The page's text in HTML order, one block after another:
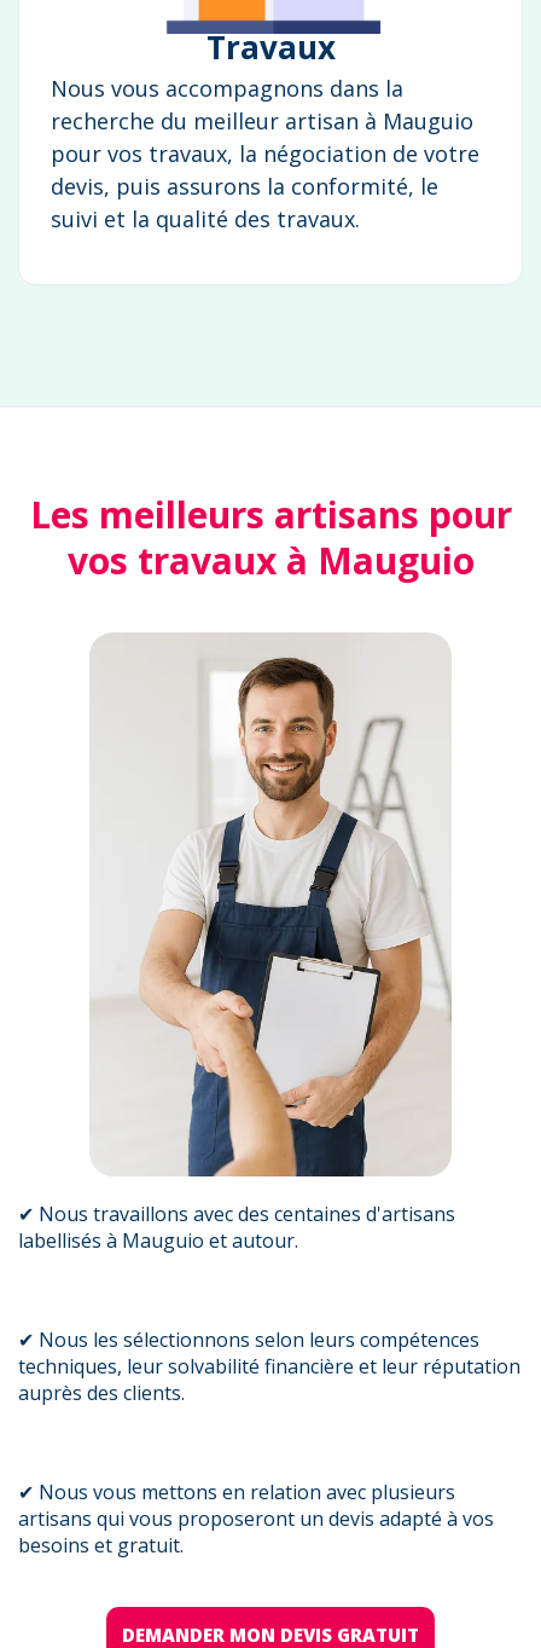
Travaux
Nous vous accompagnons dans la
recherche du meilleur artisan à Mauguio
pour vos travaux, la négociation de votre
devis, puis assurons la conformité, le
suivi et la qualité des travaux.
Les meilleurs artisans pour
vos travaux à Mauguio
✔ Nous travaillons avec des centaines d'artisans
labellisés à Mauguio et autour.
✔ Nous les sélectionnons selon leurs compétences
techniques, leur solvabilité financière et leur réputation
auprès des clients.
✔ Nous vous mettons en relation avec plusieurs
artisans qui vous proposeront un devis adapté à vos
besoins et gratuit.
DEMANDER MON DEVIS GRATUIT